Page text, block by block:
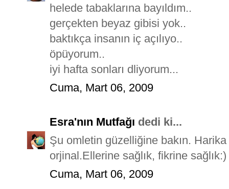
helede tabaklarına bayıldım..
gerçekten beyaz gibisi yok..
baktıkça insanın iç açılıyo..
öpüyorum..
iyi hafta sonları dliyorum...
Cuma, Mart 06, 2009
Esra'nın Mutfağı dedi ki...
Şu omletin güzelliğine bakın.
orjinal.Ellerine sağlık, fikrine sağlık:)
Cuma, Mart 06, 2009